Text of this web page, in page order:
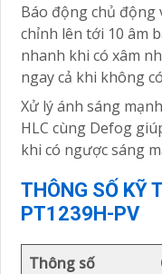
Báo động chủ động
chỉnh lên tới 10 âm
nhanh khi có xâm
ngay cả khi không
Xử lý ánh sáng
HLC cùng Defog
khi có ngược sáng
THÔNG SỐ KỸ
PT1239H-PV
Thông số